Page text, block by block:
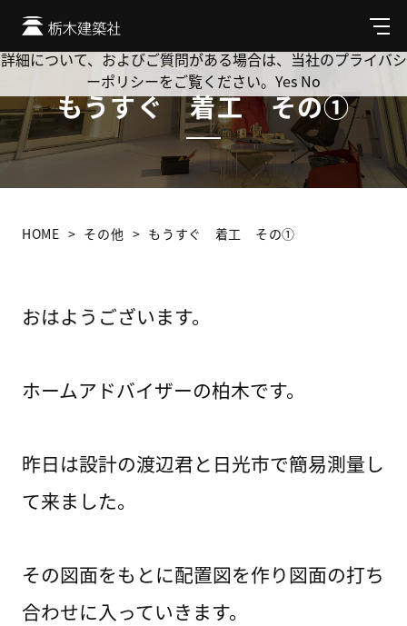
メ
ニ
ュ
もうすぐ 着工 その①
HOME その他 もうすぐ 着工 その①
おはようございます。
ホームアドバイザーの柏木です。
昨日は設計の渡辺君と日光市で簡易測量し
て来ました。
その図面をもとに配置図を作り図面の打ち
合わせに入っていきます。
Cookie を使用して、お客様の活動を追跡してもよろしいです
か? 当社ではお客様のプライバシーを極めて重視しています。
詳細について、およびご質問がある場合は、当社のプライバシ
ーポリシーをご覧ください。 Yes No